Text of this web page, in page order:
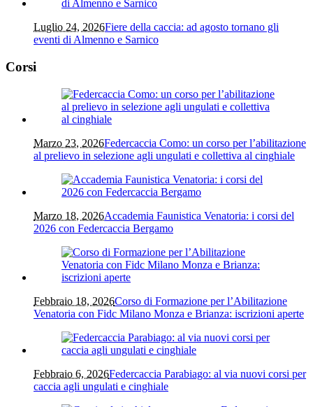
Luglio 24, 2026Fiere della caccia: ad agosto tornano gli
eventi di Almenno e Sarnico
Corsi
Marzo 23, 2026Federcaccia Como: un corso per l’abilitazione
al prelievo in selezione agli ungulati e collettiva al cinghiale
Marzo 18, 2026Accademia Faunistica Venatoria: i corsi del
2026 con Federcaccia Bergamo
Febbraio 18, 2026Corso di Formazione per l’Abilitazione
Venatoria con Fidc Milano Monza e Brianza: iscrizioni aperte
Febbraio 6, 2026Federcaccia Parabiago: al via nuovi corsi per
caccia agli ungulati e cinghiale